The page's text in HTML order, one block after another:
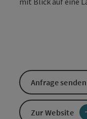
Anfrage senden
Zur Website